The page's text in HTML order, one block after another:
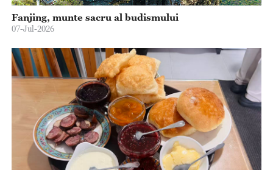
Fanjing, munte sacru al budismului
07-Jul-2026